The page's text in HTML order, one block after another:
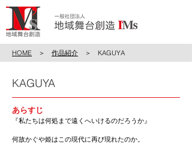
HOME ＞ 作品紹介 ＞ KAGUYA
KAGUYA
あらすじ
『私たちは何処まで遠くへいけるのだろうか』
何故かぐや姫はこの現代に再び現れたのか。